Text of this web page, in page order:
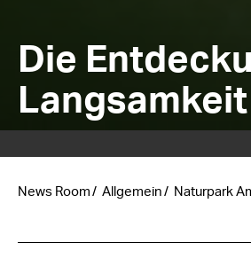
Die
Langsamkeit
News Room Allgemein Naturpark